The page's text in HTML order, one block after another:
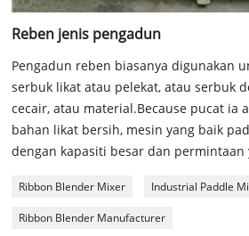
Reben jenis pengadun
Pengadun reben biasanya digunakan
serbuk likat atau pelekat, atau serbuk
cecair, atau material.Because pucat ia
bahan likat bersih, mesin yang baik
dengan kapasiti besar dan permintaan
Ribbon Blender Mixer Industrial Paddle
Ribbon Blender Manufacturer